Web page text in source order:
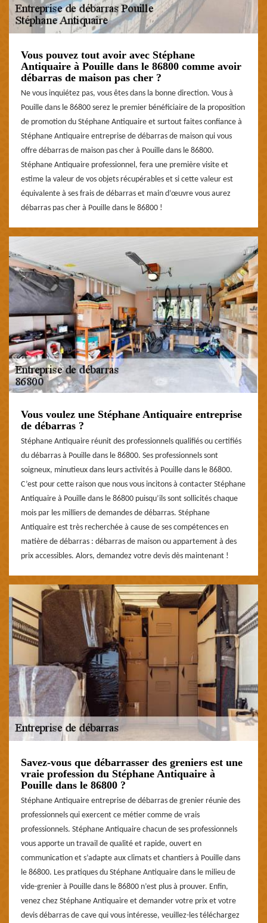
Vous pouvez tout avoir avec Stéphane
Antiquaire à Pouille dans le 86800 comme avoir
débarras de maison pas cher ?
Ne vous inquiétez pas, vous êtes dans la bonne direction. Vous à
Pouille dans le 86800 serez le premier bénéficiaire de la proposition
de promotion du Stéphane Antiquaire et surtout faites confiance à
Stéphane Antiquaire entreprise de débarras de maison qui vous
offre débarras de maison pas cher à Pouille dans le 86800.
Stéphane Antiquaire professionnel, fera une première visite et
estime la valeur de vos objets récupérables et si cette valeur est
équivalente à ses frais de débarras et main d’œuvre vous aurez
débarras pas cher à Pouille dans le 86800 !
Vous voulez une Stéphane Antiquaire entreprise
de débarras ?
Stéphane Antiquaire réunit des professionnels qualifiés ou certifiés
du débarras à Pouille dans le 86800. Ses professionnels sont
soigneux, minutieux dans leurs activités à Pouille dans le 86800.
C’est pour cette raison que nous vous incitons à contacter Stéphane
Antiquaire à Pouille dans le 86800 puisqu’ils sont sollicités chaque
mois par les milliers de demandes de débarras. Stéphane
Antiquaire est très recherchée à cause de ses compétences en
matière de débarras : débarras de maison ou appartement à des
prix accessibles. Alors, demandez votre devis dès maintenant !
Savez-vous que débarrasser des greniers est une
vraie profession du Stéphane Antiquaire à
Pouille dans le 86800 ?
Stéphane Antiquaire entreprise de débarras de grenier réunie des
professionnels qui exercent ce métier comme de vrais
professionnels. Stéphane Antiquaire chacun de ses professionnels
vous apporte un travail de qualité et rapide, ouvert en
communication et s’adapte aux climats et chantiers à Pouille dans
le 86800. Les pratiques du Stéphane Antiquaire dans le milieu de
vide-grenier à Pouille dans le 86800 n’est plus à prouver. Enfin,
venez chez Stéphane Antiquaire et demander votre prix et votre
devis débarras de cave qui vous intéresse, veuillez-les téléchargez